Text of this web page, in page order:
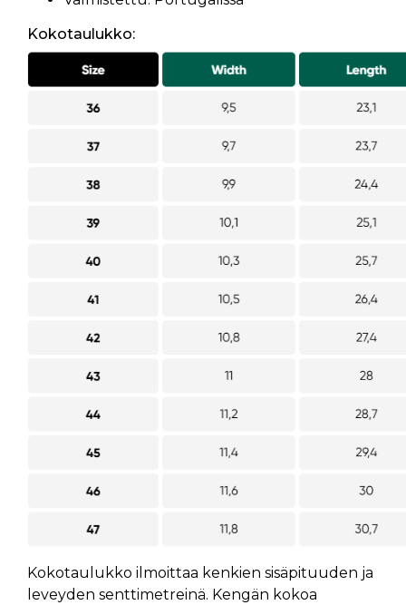
Kokotaulukko:
Kokotaulukko ilmoittaa kenkien sisäpituuden ja
leveyden senttimetreinä. Kengän kokoa